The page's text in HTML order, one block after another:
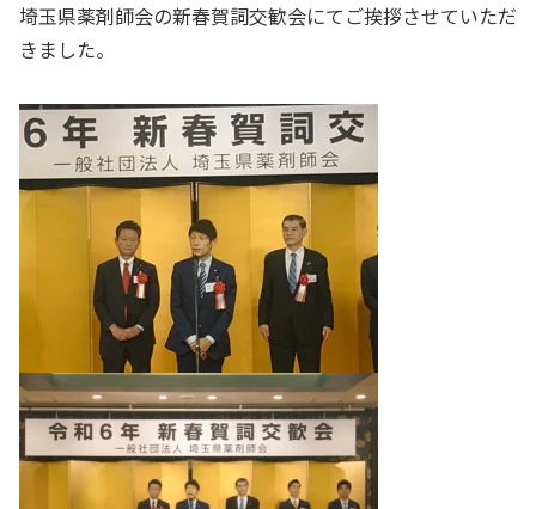
埼玉県薬剤師会の新春賀詞交歓会にてご挨拶させていただ
きました。